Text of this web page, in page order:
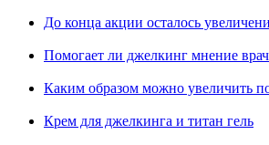
До конца акции осталось
Помогает ли джелкинг мнение
Каким образом можно увеличить
Крем для джелкинга и титан гель